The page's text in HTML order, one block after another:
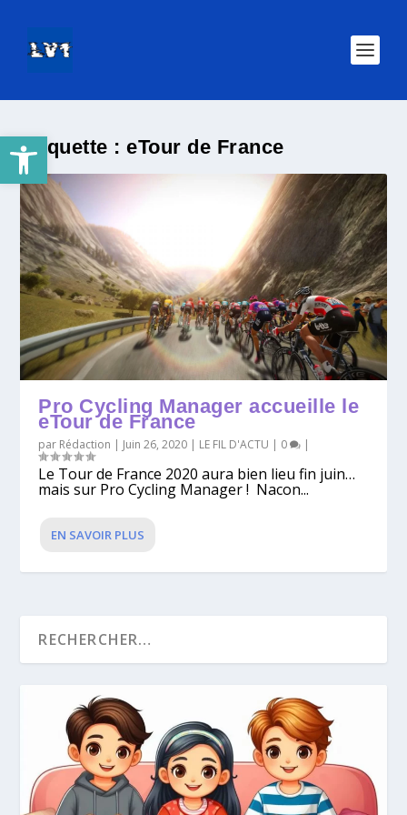
Ouvrir la barre d’outilsÉtiquette :eTour de France
Pro Cycling Manager accueille le
eTour de France
par Rédaction | Juin 26, 2020 | LE FIL D'ACTU | 0 |
Le Tour de France 2020 aura bien lieu fin juin…
mais sur Pro Cycling Manager ! Nacon...
EN SAVOIR PLUS